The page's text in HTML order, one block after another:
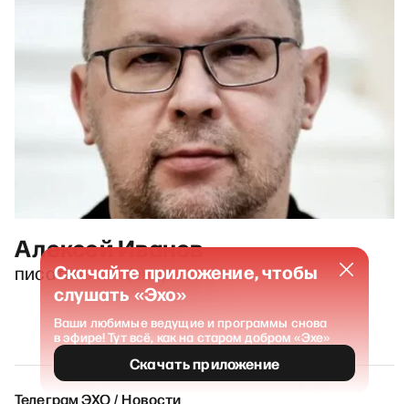
Алексей Иванов
писатель и сценарист
Скачайте приложение, чтобы
слушать «Эхо»
Ваши любимые ведущие и программы снова
в эфире! Тут всё, как на старом добром «Эхе»
Скачать приложение
Телеграм ЭХО / Новости